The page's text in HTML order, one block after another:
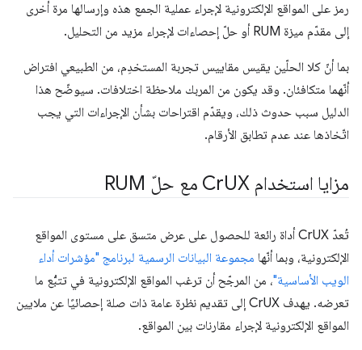
رمز على المواقع الإلكترونية لإجراء عملية الجمع هذه وإرسالها مرة أخرى
إلى مقدّم ميزة RUM أو حلّ إحصاءات لإجراء مزيد من التحليل.
بما أنّ كلا الحلّين يقيس مقاييس تجربة المستخدِم، من الطبيعي افتراض
أنّهما متكافئان. وقد يكون من المربك ملاحظة اختلافات. سيوضّح هذا
الدليل سبب حدوث ذلك، ويقدّم اقتراحات بشأن الإجراءات التي يجب
اتّخاذها عند عدم تطابق الأرقام.
مزايا استخدام CrUX مع حلّ RUM
تُعدّ CrUX أداة رائعة للحصول على عرض متسق على مستوى المواقع
الإلكترونية، وبما أنّها مجموعة البيانات الرسمية لبرنامج "مؤشرات أداء
الويب الأساسية"، من المرجّح أن ترغب المواقع الإلكترونية في تتبُّع ما
تعرضه. يهدف CrUX إلى تقديم نظرة عامة ذات صلة إحصائيًا عن ملايين
المواقع الإلكترونية لإجراء مقارنات بين المواقع.